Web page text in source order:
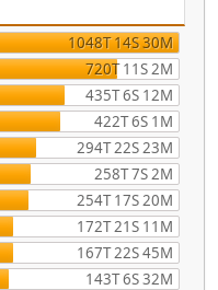
1048T 14S 30M
720T 11S 2M
435T 6S 12M
422T 6S 1M
294T 22S 23M
258T 7S 2M
254T 17S 20M
172T 21S 11M
167T 22S 45M
143T 6S 32M